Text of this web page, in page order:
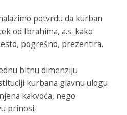
potvrdu da kurban
od Ibrahima, a.s. kako
pogrešno, prezentira.
bitnu dimenziju
kurbana glavnu ulogu
kakvoća, nego
prinosi.